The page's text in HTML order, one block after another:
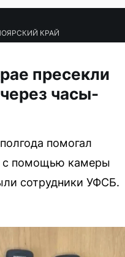
КРАЙ
пресекли
часы-
помогал
с помощью камеры
сотрудники УФСБ.